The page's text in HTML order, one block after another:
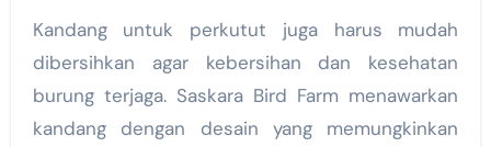
Kandang untuk perkutut juga harus mudah
dibersihkan agar kebersihan dan kesehatan
burung terjaga. Saskara Bird Farm menawarkan
kandang dengan desain yang memungkinkan